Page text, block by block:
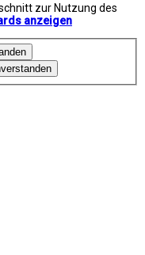
zur Nutzung des
anzeigen